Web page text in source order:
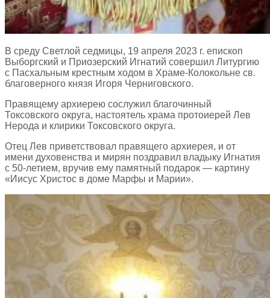
В среду Светлой седмицы, 19 апреля 2023 г. епископ
Выборгский и Приозерский Игнатий совершил Литургию
с Пасхальным крестным ходом в Храме-Колокольне св.
благоверного князя Игоря Черниговского.
Правящему архиерею сослужил благочинный
Токсовского округа, настоятель храма протоиерей Лев
Нерода и клирики Токсовского округа.
Отец Лев приветствовал правящего архиерея, и от
имени духовенства и мирян поздравил владыку Игнатия
с 50-летием, вручив ему памятный подарок — картину
«Иисус Христос в доме Марфы и Марии».